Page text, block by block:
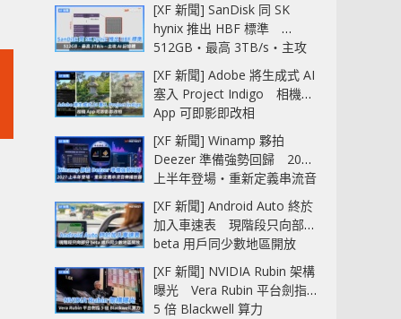
[XF 新聞] SanDisk 同 SK
hynix 推出 HBF 標準
512GB‧最高 3TB/s‧主攻
AI 記憶體
[XF 新聞] Adobe 將生成式 AI
塞入 Project Indigo 相機
App 可即影即改相
[XF 新聞] Winamp 夥拍
Deezer 準備強勢回歸 2027
上半年登場‧重新定義串流音
樂播放器
[XF 新聞] Android Auto 終於
加入車速表 現階段只向部分
beta 用戶同少數地區開放
[XF 新聞] NVIDIA Rubin 架構
曝光 Vera Rubin 平台劍指
5 倍 Blackwell 算力